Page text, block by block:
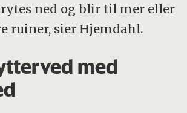
ned og blir til mer eller
ruiner, sier Hjemdahl.
med